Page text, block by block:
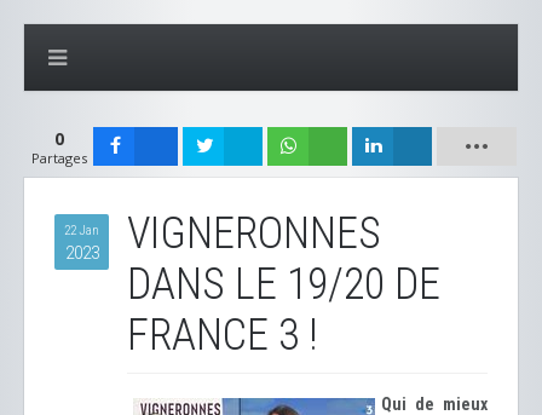
0
Partages
22 Jan
2023
VIGNERONNES
DANS LE 19/20 DE
FRANCE 3 !
Qui de mieux